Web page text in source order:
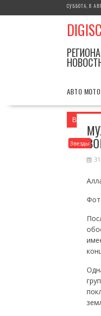
к
СУББОТА, 8
АВТО МОТО
Вы здесь
Звезды